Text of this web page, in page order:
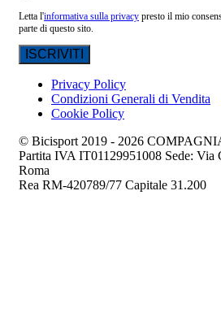
Letta l'informativa sulla privacy presto il mio
parte di questo sito.
Privacy Policy
Condizioni Generali di Vendita
Cookie Policy
© Bicisport 2019 - 2026
Partita IVA IT01129951008 Sede: Via
Roma
Rea RM-420789/77 Capitale 31.200